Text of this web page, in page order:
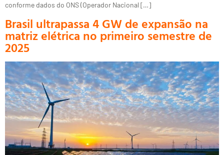
conforme dados do ONS (Operador Nacional […]
Brasil ultrapassa 4 GW de expansão na
matriz elétrica no primeiro semestre de
2025